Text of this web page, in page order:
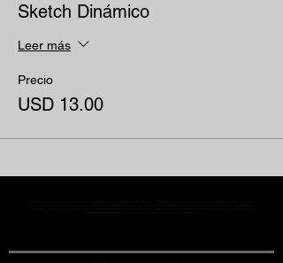
Sketch Dinámico
Leer más
Precio
USD 13.00